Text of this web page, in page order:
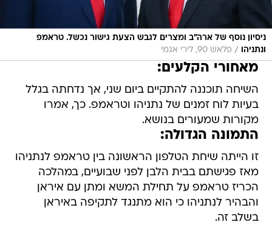
ניסיון נוסף של ארה"ב ומצרים לגבש הצעת גישור נכשל. טראמפ
ונתניהו
/ פלאש 90, לירי אגמי
מאחורי הקלעים:
השיחה תוכננה להתקיים ביום שני, אך נדחתה בגלל
בעיות לוח זמנים של נתניהו וטראמפ. כך, אמרו
מקורות שמעורים בנושא.
התמונה הגדולה:
זו הייתה שיחת הטלפון הראשונה בין טראמפ לנתניהו
מאז פגישתם בבית הלבן לפני שבועיים, במהלכה
הכריז טראמפ על תחילת המשא ומתן עם איראן
והבהיר לנתניהו כי הוא מתנגד לתקיפה באיראן
בשלב זה.